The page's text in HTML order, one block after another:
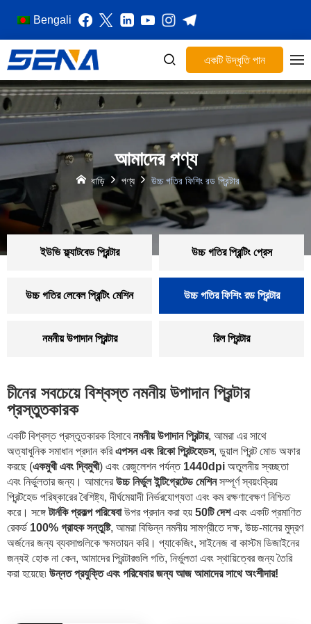
Bengali
একটি উদ্ধৃতি পান
আমাদের পণ্য
বাড়ি পণ্য উচ্চ গতির ফিশিং রড প্রিন্টার
ইউভি ফ্ল্যাটবেড প্রিন্টার উচ্চ গতির প্রিন্টিং প্রেস
উচ্চ গতির লেবেল প্রিন্টিং মেশিন উচ্চ গতির ফিশিং রড প্রিন্টার
নমনীয় উপাদান প্রিন্টার রিল প্রিন্টার
চীনের সবচেয়ে বিশ্বস্ত নমনীয় উপাদান প্রিন্টার
প্রস্তুতকারক
একটি বিশ্বস্ত প্রস্তুতকারক হিসাবেনমনীয় উপাদান প্রিন্টার, আমরা এর সাথে
অত্যাধুনিক সমাধান প্রদান করিএপসন এবং রিকো প্রিন্টহেডস, ডুয়াল প্রিন্ট মোড অফার
করছে (একমুখী এবং দ্বিমুখী) এবং রেজুলেশন পর্যন্ত 1440dpi অতুলনীয় স্বচ্ছতা
এবং নির্ভুলতার জন্য। আমাদেরউচ্চ নির্ভুল ইন্টিগ্রেটেড মেশিনসম্পূর্ণ স্বয়ংক্রিয়
প্রিন্টহেড পরিষ্কারের বৈশিষ্ট্য, দীর্ঘমেয়াদী নির্ভরযোগ্যতা এবং কম রক্ষণাবেক্ষণ নিশ্চিত
করে। সঙ্গেটার্নকি প্রকল্প পরিষেবাউপর প্রদান করা হয় 50টি দেশএবং একটি প্রমাণিত
রেকর্ড 100% গ্রাহক সন্তুষ্টি, আমরা বিভিন্ন নমনীয় সামগ্রীতে দক্ষ, উচ্চ-মানের মুদ্রণ
অর্জনের জন্য ব্যবসাগুলিকে ক্ষমতায়ন করি। প্যাকেজিং, সাইনেজ বা কাস্টম ডিজাইনের
জন্যই হোক না কেন, আমাদের প্রিন্টারগুলি গতি, নির্ভুলতা এবং স্থায়িত্বের জন্য তৈরি
করা হয়েছে৷ উন্নত প্রযুক্তি এবং পরিষেবার জন্য আজ আমাদের সাথে অংশীদার!